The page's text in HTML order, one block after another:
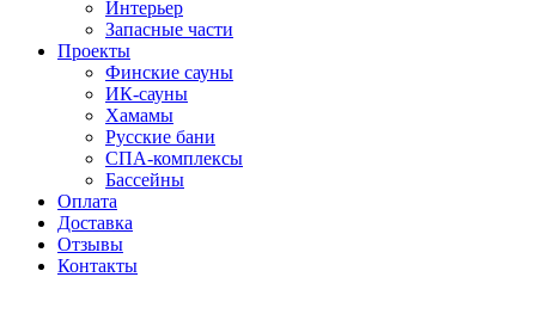
Интерьер
Запасные части
Проекты
Финские сауны
ИК-сауны
Хамамы
Русские бани
СПА-комплексы
Бассейны
Оплата
Доставка
Отзывы
Контакты